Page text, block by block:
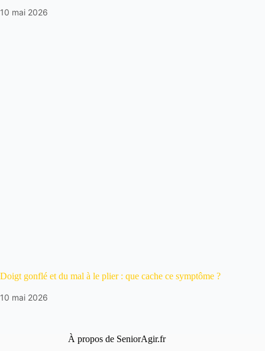
10 mai 2026
Doigt gonflé et du mal à le plier : que cache ce symptôme ?
10 mai 2026
À propos de SeniorAgir.fr